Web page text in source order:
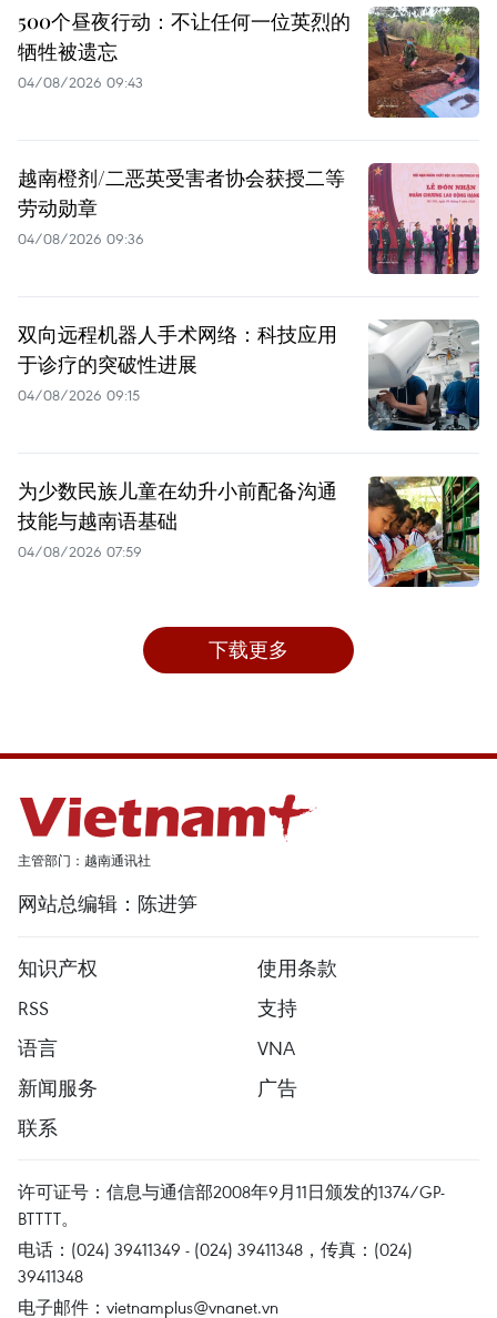
500个昼夜行动：不让任何一位英烈的
牺牲被遗忘
04/08/2026 09:43
越南橙剂/二恶英受害者协会获授二等
劳动勋章
04/08/2026 09:36
双向远程机器人手术网络：科技应用
于诊疗的突破性进展
04/08/2026 09:15
为少数民族儿童在幼升小前配备沟通
技能与越南语基础
04/08/2026 07:59
下载更多
主管部门：越南通讯社
网站总编辑：陈进笋
知识产权
使用条款
RSS
支持
语言
VNA
新闻服务
广告
联系
许可证号：信息与通信部2008年9月11日颁发的1374/GP-
BTTTT。
电话：(024) 39411349 - (024) 39411348，传真：(024)
39411348
电子邮件： vietnamplus@vnanet.vn